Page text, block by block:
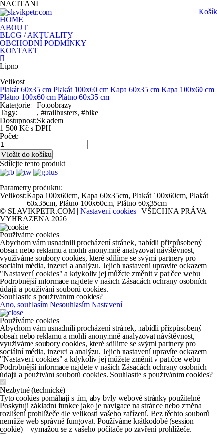
NAČÍTÁNÍ
Košík
HOME
ABOUT
BLOG / AKTUALITY
OBCHODNÍ PODMÍNKY
KONTAKT
Lipno
Velikost
Plakát 60x35 cm Plakát 100x60 cm Kapa 60x35 cm Kapa 100x60 cm
Plátno 100x60 cm Plátno 60x35 cm
Kategorie:
Fotoobrazy
Tagy:
, #trailbusters, #bike
Dostupnost:Skladem
1 500 Kč s DPH
Počet:
Sdílejte tento produkt
Parametry produktu:
Velikost:Kapa 100x60cm, Kapa 60x35cm, Plakát 100x60cm, Plakát
60x35cm, Plátno 100x60cm, Plátno 60x35cm
© SLAVIKPETR.COM | Nastavení cookies | VŠECHNA PRÁVA
VYHRAZENA 2026
Používáme cookies
Abychom vám usnadnili procházení stránek, nabídli přizpůsobený
obsah nebo reklamu a mohli anonymně analyzovat návštěvnost,
využíváme soubory cookies, které sdílíme se svými partnery pro
sociální média, inzerci a analýzu. Jejich nastavení upravíte odkazem
"Nastavení cookies" a kdykoliv jej můžete změnit v patičce webu.
Podrobnější informace najdete v našich Zásadách ochrany osobních
údajů a používání souborů cookies.
Souhlasíte s používáním cookies?
Ano, souhlasím Nesouhlasím Nastavení
Používáme cookies
Abychom vám usnadnili procházení stránek, nabídli přizpůsobený
obsah nebo reklamu a mohli anonymně analyzovat návštěvnost,
využíváme soubory cookies, které sdílíme se svými partnery pro
sociální média, inzerci a analýzu. Jejich nastavení upravíte odkazem
"Nastavení cookies" a kdykoliv jej můžete změnit v patičce webu.
Podrobnější informace najdete v našich Zásadách ochrany osobních
údajů a používání souborů cookies. Souhlasíte s používáním cookies?
Nezbytné (technické)
Tyto cookies pomáhají s tím, aby byly webové stránky použitelné.
Poskytují základní funkce jako je navigace na stránce nebo změna
rozlišení prohlížeče dle velikosti vašeho zařízení. Bez těchto souborů
nemůže web správně fungovat. Používáme krátkodobé (session
cookie) – vymažou se z vašeho počítače po zavření prohlížeče.